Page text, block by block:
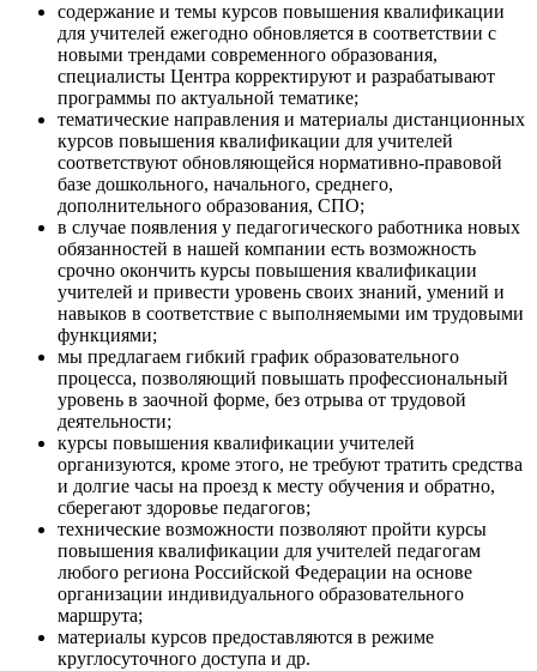
содержание и темы курсов повышения квалификации
для учителей ежегодно обновляется в соответствии с
новыми трендами современного образования,
специалисты Центра корректируют и разрабатывают
программы по актуальной тематике;
тематические направления и материалы дистанционных
курсов повышения квалификации для учителей
соответствуют обновляющейся нормативно-правовой
базе дошкольного, начального, среднего,
дополнительного образования, СПО;
в случае появления у педагогического работника новых
обязанностей в нашей компании есть возможность
срочно окончить курсы повышения квалификации
учителей и привести уровень своих знаний, умений и
навыков в соответствие с выполняемыми им трудовыми
функциями;
мы предлагаем гибкий график образовательного
процесса, позволяющий повышать профессиональный
уровень в заочной форме, без отрыва от трудовой
деятельности;
курсы повышения квалификации учителей
организуются, кроме этого, не требуют тратить средства
и долгие часы на проезд к месту обучения и обратно,
сберегают здоровье педагогов;
технические возможности позволяют пройти курсы
повышения квалификации для учителей педагогам
любого региона Российской Федерации на основе
организации индивидуального образовательного
маршрута;
материалы курсов предоставляются в режиме
круглосуточного доступа и др.